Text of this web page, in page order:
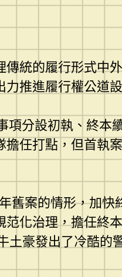
統的履行形式中
推進履行權公道
項分設初執、終
擔任打點，但首執
舊案的情形，加
范化治理，擔任終
豪發出了冷酷的